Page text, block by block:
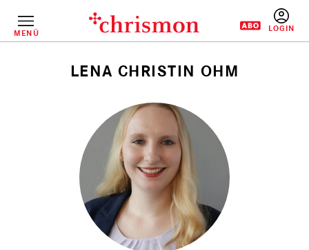
InhaltMENÜ
Pfadnavigation
LENA CHRISTIN OHM